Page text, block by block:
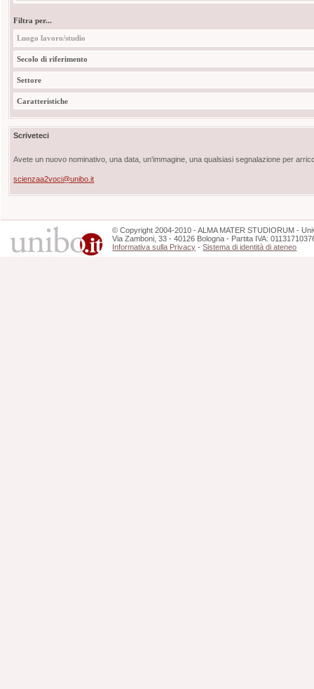
Filtra per...
Luogo lavoro/studio
Secolo di riferimento
Settore
Caratteristiche
Scriveteci
Avete un nuovo nominativo, una data, un'immagine, una qualsiasi segnalazione per
scienzaa2voci@unibo.it
©Copyright 2004-2010 - ALMA MATER STUDIORUM -
Via Zamboni, 33 - 40126 Bologna - Partita IVA:
Informativa sulla Privacy -Sistema di identità di ateneo